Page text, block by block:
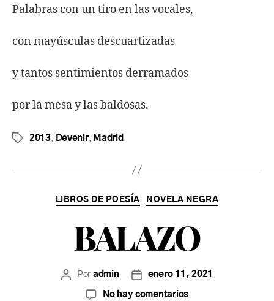
Palabras con un tiro en las vocales,
con mayúsculas descuartizadas
y tantos sentimientos derramados
por la mesa y las baldosas.
2013, Devenir, Madrid
LIBROS DE POESÍA NOVELA NEGRA
BALAZO
Por admin enero 11, 2021
No hay comentarios